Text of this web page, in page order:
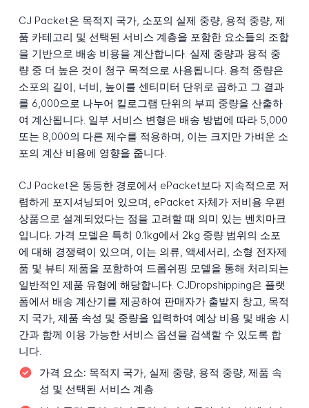
CJ Packet은 목적지 국가, 소포의 실제 중량, 용적 중량, 제
품 카테고리 및 선택된 서비스 계층을 포함한 요소들의 조합
을 기반으로 배송 비용을 계산합니다. 실제 중량과 용적 중
량 중 더 높은 것이 청구 목적으로 사용됩니다. 용적 중량은
소포의 길이, 너비, 높이를 센티미터 단위로 곱하고 그 결과
를 6,000으로 나누어 킬로그램 단위의 부피 중량을 산출하
여 계산됩니다. 일부 서비스 변형은 배송 방법에 따라 5,000
또는 8,000의 다른 제수를 적용하며, 이는 크지만 가벼운 소
포의 계산 비용에 영향을 줍니다.
CJ Packet은 동등한 경로에서 ePacket보다 지속적으로 저
렴하게 포지셔닝되어 있으며, ePacket 자체가 저비용 우편
상품으로 설계되었다는 점을 고려할 때 의미 있는 벤치마크
입니다. 가격 모델은 특히 0.1kg에서 2kg 중량 범위의 소포
에 대해 경쟁력이 있으며, 이는 의류, 액세서리, 소형 전자제
품 및 뷰티 제품을 포함하여 드롭쉬핑 모델을 통해 처리되는
일반적인 제품 유형에 해당합니다. CJDropshipping은 플랫
폼에서 배송 계산기를 제공하여 판매자가 출발지 창고, 목적
지 국가, 제품 속성 및 중량을 입력하여 예상 비용 및 배송 시
간과 함께 이용 가능한 서비스 옵션을 검색할 수 있도록 합
니다.
가격 요소: 목적지 국가, 실제 중량, 용적 중량, 제품 속
성 및 선택된 서비스 계층